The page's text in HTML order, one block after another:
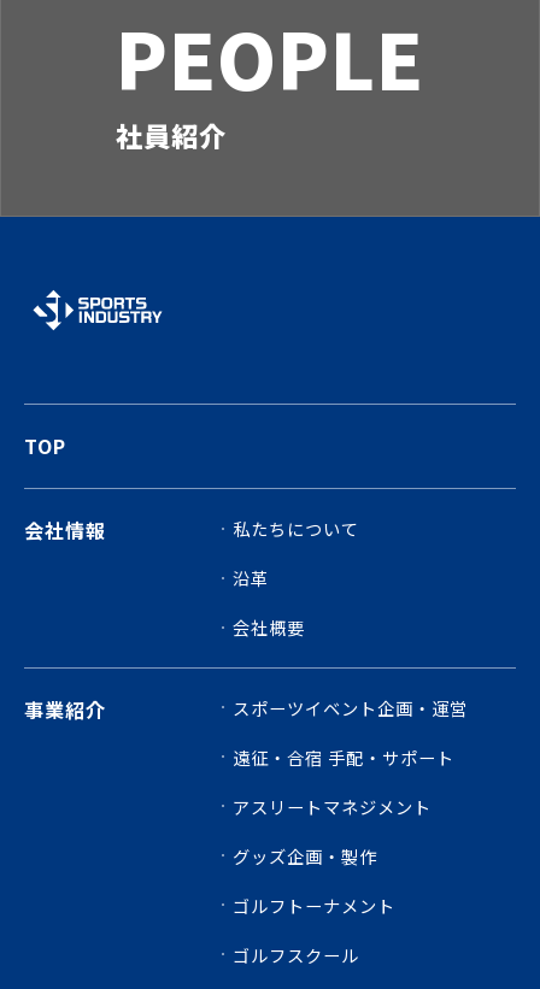
PEOPLE
社員紹介
TOP
会社情報
私たちについて
沿革
会社概要
事業紹介
スポーツイベント企画・運営
遠征・合宿 手配・サポート
アスリートマネジメント
グッズ企画・製作
ゴルフトーナメント
ゴルフスクール